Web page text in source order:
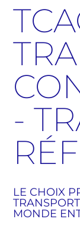
-
LE CHOIX
MONDE